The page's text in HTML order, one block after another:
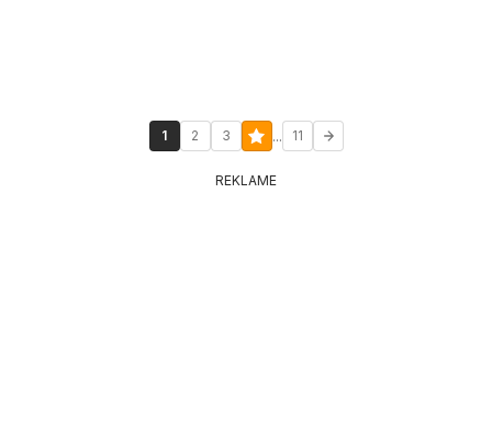
1 2 3 ... 11
REKLAME